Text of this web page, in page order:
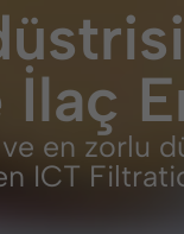
en zorlu
ICT